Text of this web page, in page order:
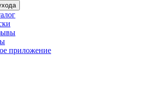
приложение